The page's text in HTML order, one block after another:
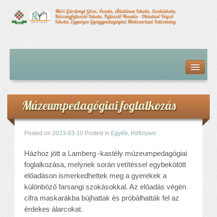
Hírfolyam
Iskolai élet
Alapdokumentumok
Intézményvezetői megbízás dokumentumai
Órarendek (2025/26. tanév)
Szakkörök
Tanév rendje
Diákigazolvány
Középfokú beiskolázás a 2026-2027-ös tanévben
Középfokú eredmények
Múzeumpedagógiai foglalkozás
Posted on 2023-03-10 Posted in Egyéb, Hírfolyam .
Házhoz jött a Lamberg -kastély múzeumpedagógiai
foglalkozása, melynek során vetítéssel egybekötött
előadáson ismerkedhettek meg a gyerekek a
különböző farsangi szokásokkal. Az előadás végén
cifra maskarákba bújhattak és próbálhatták fel az
érdekes álarcokat.